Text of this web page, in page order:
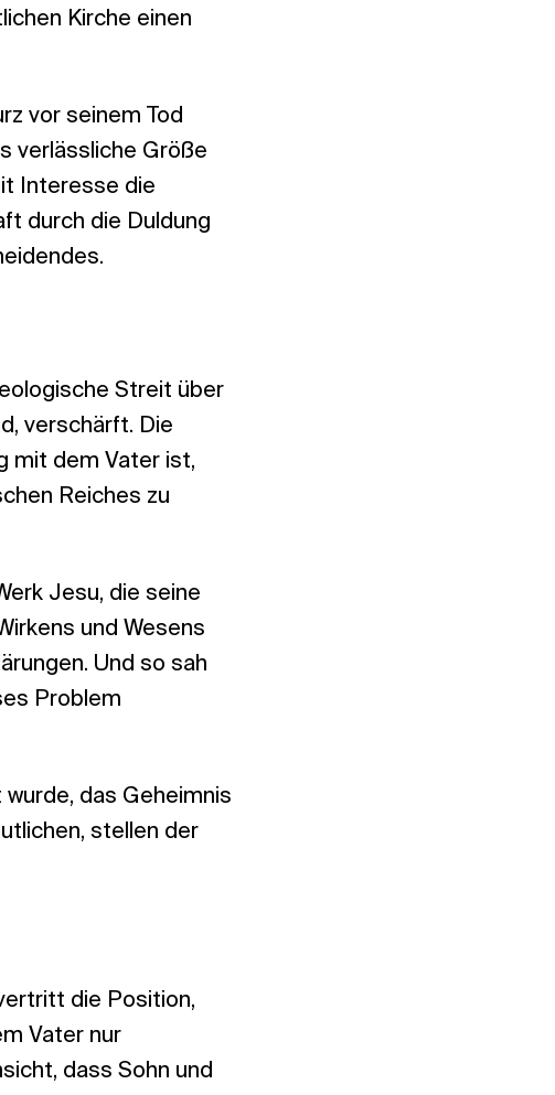
Kirche einen
vor seinem Tod
verlässliche Größe
Interesse die
durch die Duldung
Streit über
verschärft. Die
mit dem Vater ist,
Reiches zu
Jesu, die seine
und Wesens
Und so sah
Problem
das Geheimnis
stellen der
die Position,
Vater nur
dass Sohn und